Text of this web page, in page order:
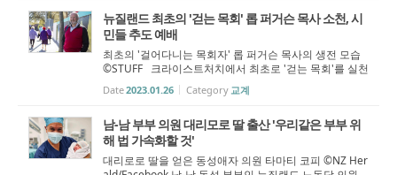
뉴질랜드 최초의 '걷는 목회' 롭 퍼거슨 목사 소천, 시
민들 추도 예배
최초의 '걸어다니는 목회자' 롭 퍼거슨 목사의 생전 모습
©STUFF 크라이스트처치에서 최초로 '걷는 목회'를 실천
한 롭 퍼거슨(Rob Ferguson) 목사가 지난 12월 8일 소천
해 추도 예배가 열릴 예정이다. '걸어다니는 목회자: 워킹
Date2023.01.26 Category 교계
남-남 부부 의원 대리모로 딸 출산 '우리같은 부부 위
해 법 가속화할 것'
대리로로 딸을 얻은 동성애자 의원 타마티 코피 ©NZ Her